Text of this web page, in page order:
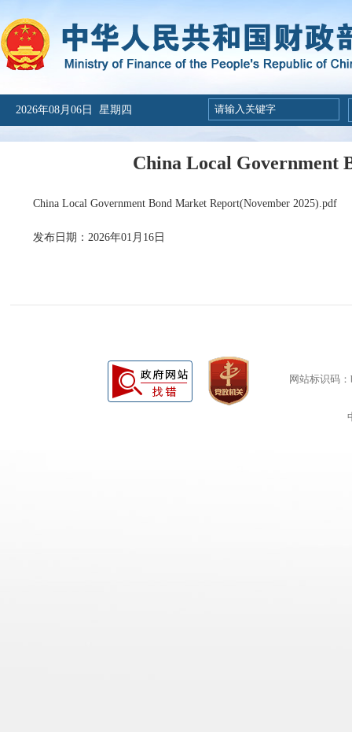
2026年08月06日 星期四
China Local Government
China Local Government Bond Market Report(November 2025).pdf
发布日期：2026年01月16日
网站标识码